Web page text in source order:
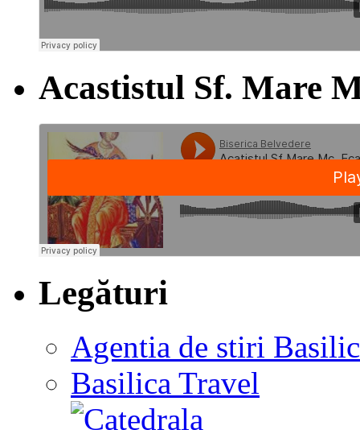
Acastistul Sf. Mare
Legături
Agentia de stiri
Basilica Travel